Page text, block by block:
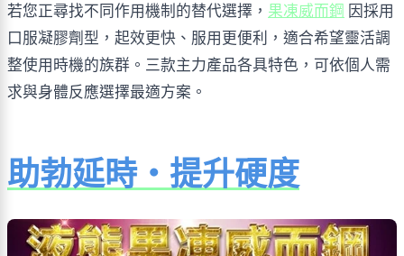
若您正尋找不同作用機制的替代選擇， 果凍威而鋼 因採用
口服凝膠劑型，起效更快、服用更便利，適合希望靈活調
整使用時機的族群。三款主力產品各具特色，可依個人需
求與身體反應選擇最適方案。
助勃延時・提升硬度